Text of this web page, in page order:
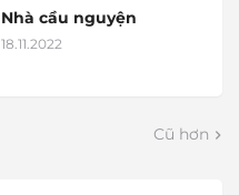
Nhà cầu nguyện
18.11.2022
Cũ hơn